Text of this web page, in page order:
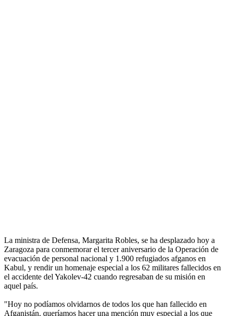
La ministra de Defensa, Margarita Robles, se ha desplazado hoy a
Zaragoza para conmemorar el tercer aniversario de la Operación de
evacuación de personal nacional y 1.900 refugiados afganos en
Kabul, y rendir un homenaje especial a los 62 militares fallecidos en
el accidente del Yakolev-42 cuando regresaban de su misión en
aquel país.
"Hoy no podíamos olvidarnos de todos los que han fallecido en
Afganistán, queríamos hacer una mención muy especial a los que